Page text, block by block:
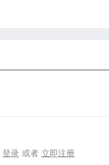
登录 或者 立即注册